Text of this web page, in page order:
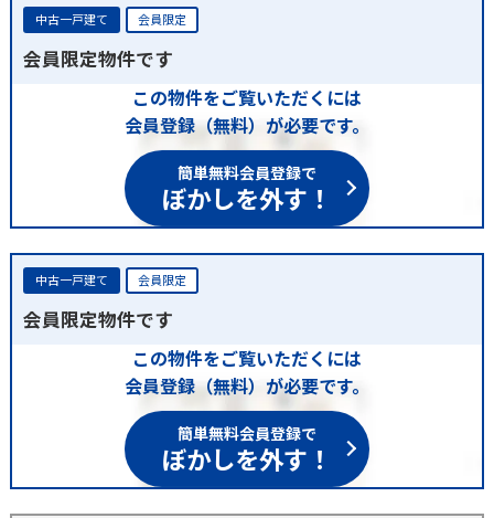
中古一戸建て 会員限定
会員限定物件です
この物件をご覧いただくには
会員登録（無料）が必要です。
簡単無料会員登録で
ぼかしを外す！
中古一戸建て 会員限定
会員限定物件です
この物件をご覧いただくには
会員登録（無料）が必要です。
簡単無料会員登録で
ぼかしを外す！